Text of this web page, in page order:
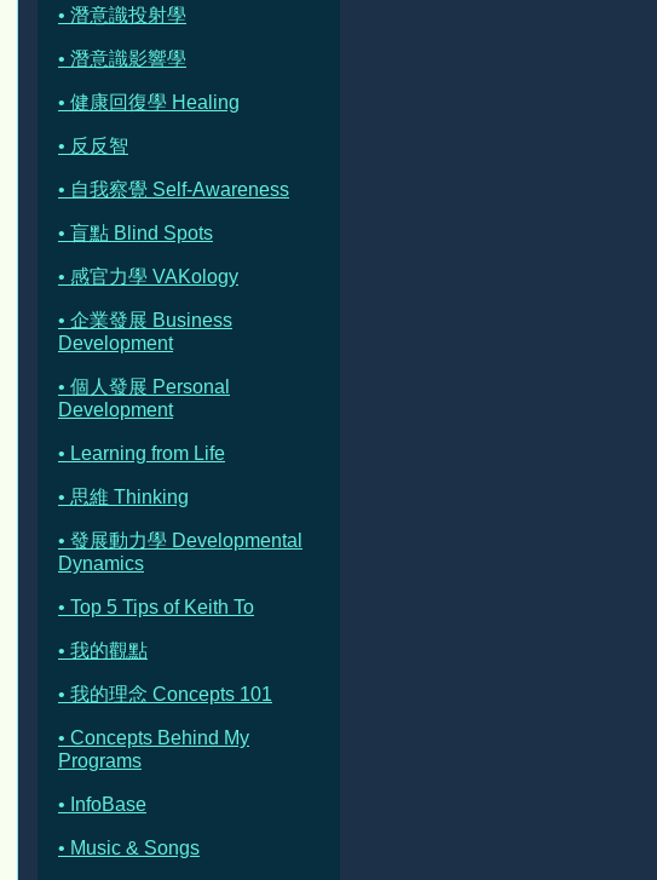
• 潛意識投射學
• 潛意識影響學
• 健康回復學 Healing
• 反反智
• 自我察覺 Self-Awareness
• 盲點 Blind Spots
• 感官力學 VAKology
• 企業發展 Business
Development
• 個人發展 Personal
Development
• Learning from Life
• 思維 Thinking
• 發展動力學 Developmental
Dynamics
• Top 5 Tips of Keith To
• 我的觀點
• 我的理念 Concepts 101
• Concepts Behind My
Programs
• InfoBase
• Music & Songs